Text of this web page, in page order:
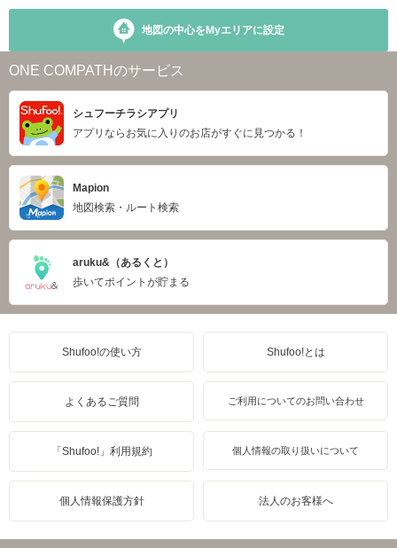
地図の中心をMyエリアに設定
ONE COMPATHのサービス
シュフーチラシアプリ
アプリならお気に入りのお店がすぐに見つかる！
Mapion
地図検索・ルート検索
aruku&（あるくと）
歩いてポイントが貯まる
Shufoo!の使い方 Shufoo!とは
よくあるご質問 ご利用についてのお問い合わせ
「Shufoo!」利用規約 個人情報の取り扱いについて
個人情報保護方針 法人のお客様へ